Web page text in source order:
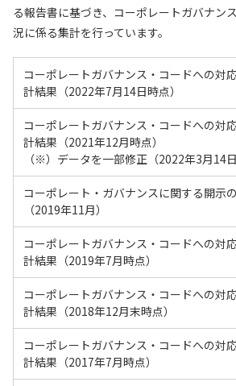
る報告書に基づき、コーポレートガバナン
況に係る集計を行っています。
コーポレートガバナンス・コードへの対
計結果（2022年7月14日時点）
コーポレートガバナンス・コードへの対
計結果（2021年12月時点）
（※）データを一部修正（2022年3月14日
コーポレート・ガバナンスに関する開示
（2019年11月）
コーポレートガバナンス・コードへの対
計結果（2019年7月時点）
コーポレートガバナンス・コードへの対
計結果（2018年12月末時点）
コーポレートガバナンス・コードへの対
計結果（2017年7月時点）